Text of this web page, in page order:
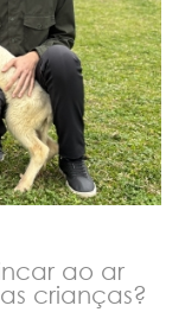
ao ar
crianças?